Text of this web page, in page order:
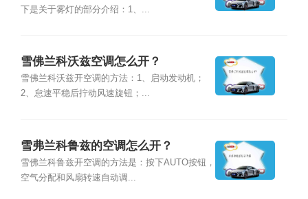
下是关于雾灯的部分介绍：1、...
雪佛兰科沃兹空调怎么开？
雪佛兰科沃兹开空调的方法：1、启动发动机；
2、怠速平稳后拧动风速旋钮；...
雪弗兰科鲁兹的空调怎么开？
雪佛兰科鲁兹开空调的方法是：按下AUTO按钮，
空气分配和风扇转速自动调...